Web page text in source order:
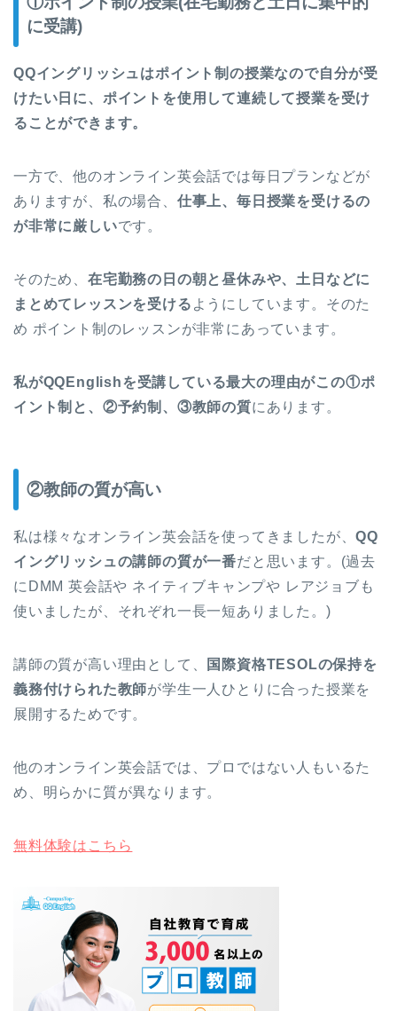
に受講)
QQイングリッシュはポイント制の授業なので自分が受
けたい日に、ポイントを使用して連続して授業を受け
ることができます。
一方で、他のオンライン英会話では毎日プランなどが
ありますが、私の場合、 仕事上、毎日授業を受けるの
が非常に厳しいです。
そのため、 在宅勤務の日の朝と昼休みや、土日などに
まとめてレッスンを受ける ようにしています。そのた
め ポイント制のレッスンが非常にあっています。
私がQQEnglishを受講している最大の理由がこの①ポ
イント制と、②予約制、③教師の質にあります。
②教師の質が高い
私は様々なオンライン英会話を使ってきましたが、QQ
イングリッシュの講師の質が一番だと思います。(過去
にDMM 英会話や ネイティブキャンプや レアジョブも
使いましたが、それぞれ一長一短ありました。)
講師の質が高い理由として、
国際資格TESOLの保持を
義務付けられた教師が学生一人ひとりに合った授業を
展開するためです。
他のオンライン英会話では、プロではない人もいるた
め、明らかに質が異なります。
無料体験はこちら